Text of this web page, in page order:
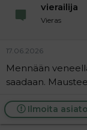
vierailija
Vieras
17.06.2026
Mennään
saadaan.
Ilmoita